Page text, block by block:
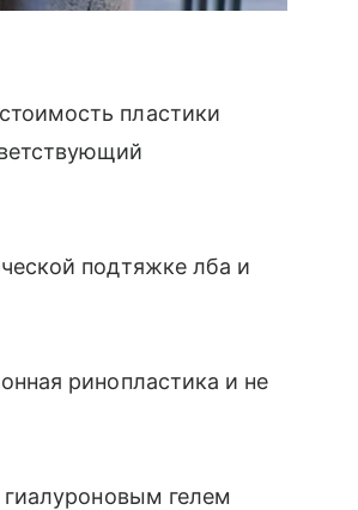
пластики
подтяжке лба и
ринопластика и не
гиалуроновым гелем